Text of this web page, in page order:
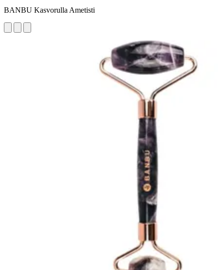
BANBU Kasvorulla Ametisti